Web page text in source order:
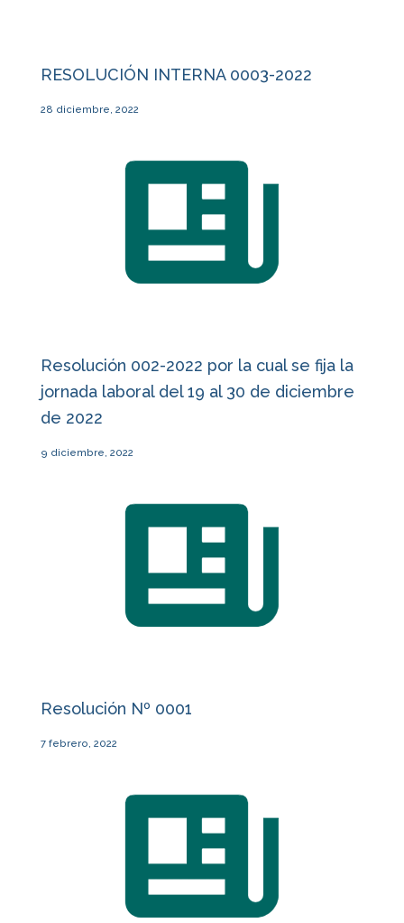
RESOLUCIÓN INTERNA 0003-2022
28 diciembre, 2022
Resolución 002-2022 por la cual se fija la
jornada laboral del 19 al 30 de diciembre
de 2022
9 diciembre, 2022
Resolución Nº 0001
7 febrero, 2022